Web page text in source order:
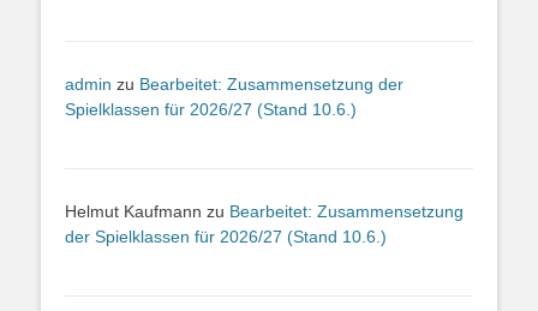
admin zu Bearbeitet: Zusammensetzung der
Spielklassen für 2026/27 (Stand 10.6.)
Helmut Kaufmann zu Bearbeitet: Zusammensetzung
der Spielklassen für 2026/27 (Stand 10.6.)